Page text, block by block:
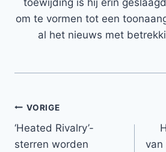
toewijding is hij erin
om te vormen tot een
al het nieuws met
Bericht
navigatie
VORIGE
‘Heated Rivalry’-
sterren worden
van